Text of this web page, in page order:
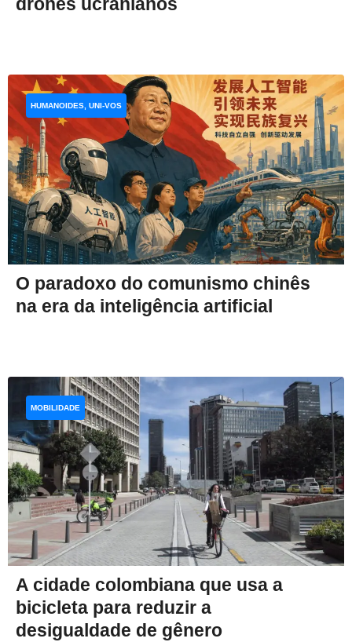
drones ucranianos
O paradoxo do comunismo chinês
na era da inteligência artificial
HUMANOIDES, UNI-VOS
A cidade colombiana que usa a
bicicleta para reduzir a
desigualdade de gênero
MOBILIDADE